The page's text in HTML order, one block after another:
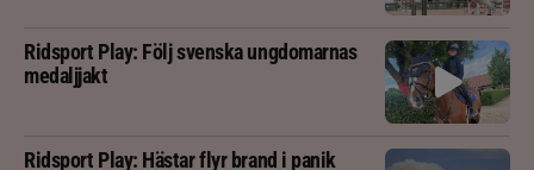
Ridsport Play: Följ svenska ungdomarnas
medaljjakt
Ridsport Play: Hästar flyr brand i panik